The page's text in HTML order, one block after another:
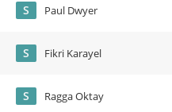
S Paul Dwyer
S Fikri Karayel
S Ragga Oktay